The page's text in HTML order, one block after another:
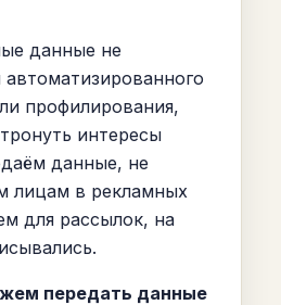
данные не
профилирования,
интересы
данные, не
лицам в рекламных
для рассылок, на
передать данные